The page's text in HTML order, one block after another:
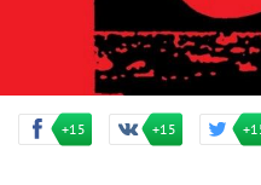
+15 +15